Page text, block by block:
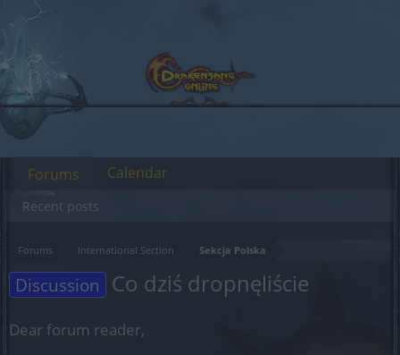
Forums International Section Sekcja Polska
Discussion Co dziś dropnęliście
Dear forum reader,
Forums
Recent posts
Calendar